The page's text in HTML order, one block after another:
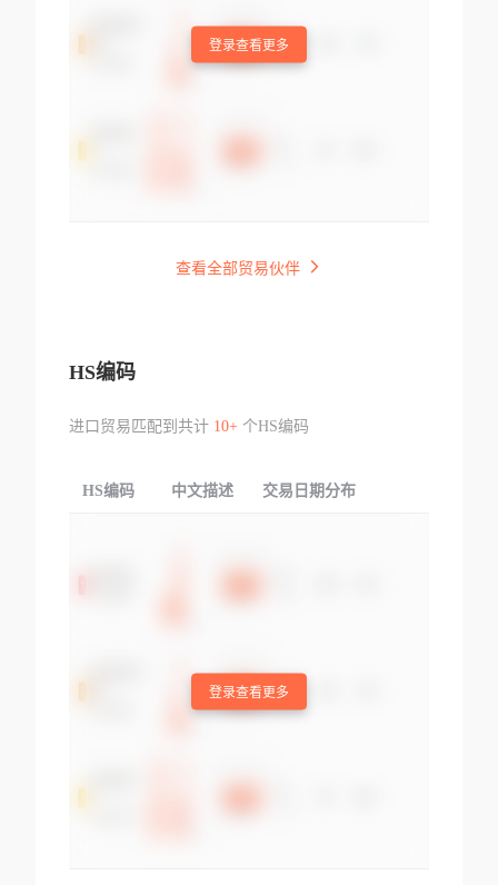
登录查看更多
查看全部贸易伙伴
HS编码
进口贸易匹配到共计 10+个HS编码
HS编码 中文描述 交易日期分布
登录查看更多